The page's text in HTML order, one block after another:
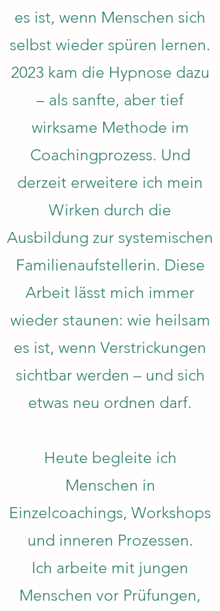
es ist, wenn Menschen sich
selbst wieder spüren lernen.
2023 kam die Hypnose dazu
– als sanfte, aber tief
wirksame Methode im
Coachingprozess. Und
derzeit erweitere ich mein
Wirken durch die
Ausbildung zur systemischen
Familienaufstellerin. Diese
Arbeit lässt mich immer
wieder staunen: wie heilsam
es ist, wenn Verstrickungen
sichtbar werden – und sich
etwas neu ordnen darf.
Heute begleite ich
Menschen in
Einzelcoachings, Workshops
und inneren Prozessen.
Ich arbeite mit jungen
Menschen vor Prüfungen,